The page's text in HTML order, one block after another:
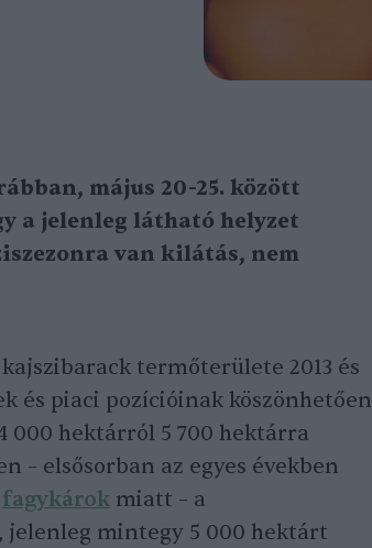
május 20-25. között
a jelenleg látható helyzet
van kilátás, nem
termőterülete 2013 és
és piaci pozícióinak köszönhetően
000 hektárról 5 700 hektárra
– elsősorban az egyes években
fagykárok miatt – a
mintegy 5 000 hektárt